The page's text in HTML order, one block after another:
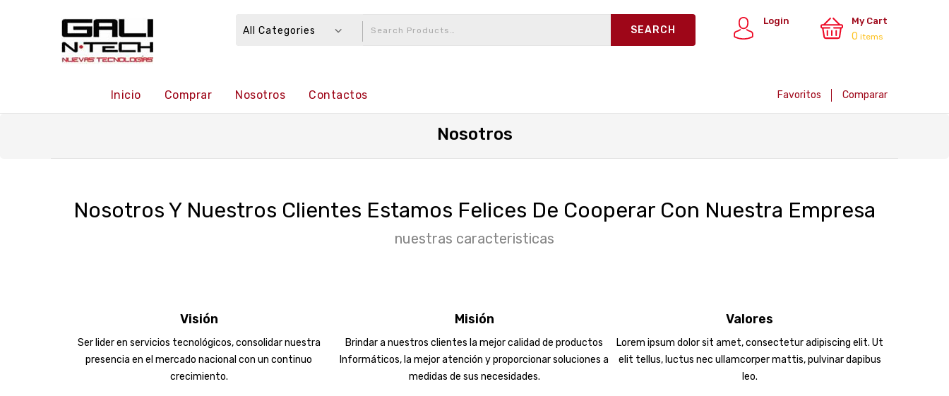
All Categories
Login
My Cart
0 items
Inicio Comprar Nosotros Contactos Favoritos Comparar
Nosotros
Nosotros Y Nuestros Clientes Estamos Felices De Cooperar Con Nuestra Empresa
nuestras caracteristicas
Visión
Ser lider en servicios tecnológicos, consolidar nuestra
presencia en el mercado nacional con un continuo
crecimiento.
Misión
Brindar a nuestros clientes la mejor calidad de productos
Informáticos, la mejor atención y proporcionar soluciones a
medidas de sus necesidades.
Valores
Lorem ipsum dolor sit amet, consectetur adipiscing elit. Ut
elit tellus, luctus nec ullamcorper mattis, pulvinar dapibus
leo.